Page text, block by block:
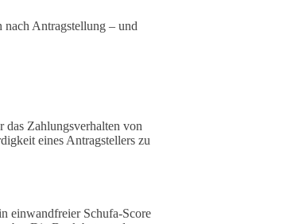
Antragstellung – und
das Zahlungsverhalten von
eines Antragstellers zu
einwandfreier Schufa-Score